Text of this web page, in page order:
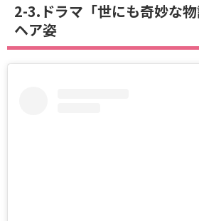
2-3.ドラマ「世にも奇妙な
ヘア姿